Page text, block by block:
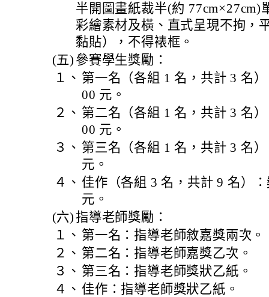
半開圖畫紙裁半(約 77cm×27cm)
彩繪素材及橫、直式呈現不拘，
黏貼），不得裱框。
(五) 參賽學生獎勵：
１、 第一名（各組 1 名，共計 3 名
00 元。
２、 第二名（各組 1 名，共計 3 名
00 元。
３、 第三名（各組 1 名，共計 3 名
元。
４、 佳作（各組 3 名，共計 9 名）
元。
(六)指導老師獎勵：
１、 第一名：指導老師敘嘉獎兩次。
２、 第二名：指導老師嘉獎乙次。
３、 第三名：指導老師獎狀乙紙。
４、 佳作：指導老師獎狀乙紙。